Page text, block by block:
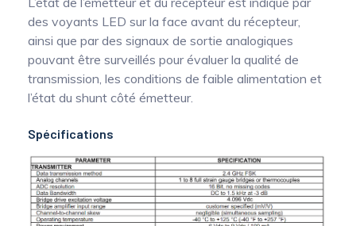
des voyants LED sur la face avant du récepteur,
ainsi que par des signaux de sortie analogiques
pouvant être surveillés pour évaluer la qualité de
transmission, les conditions de faible alimentation et
l’état du shunt côté émetteur.
Spécifications